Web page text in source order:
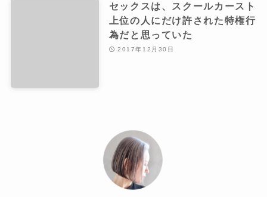
セックスは、スクールカースト
上位の人にだけ許された特権行
為だと思っていた
2017年12月30日